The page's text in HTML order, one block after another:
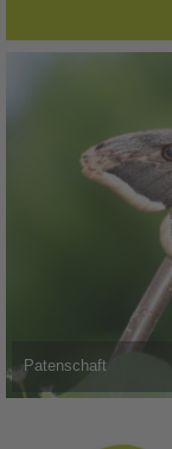
Patenschaft